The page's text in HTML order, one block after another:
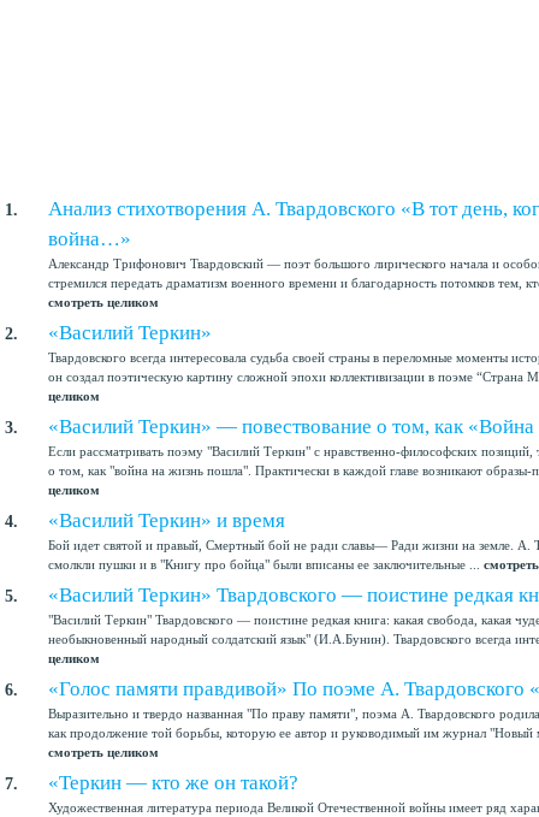
1.
Анализ стихотворения А. Твардовского «В тот день,
война…»
Александр Трифонович Твардовский — поэт большого лирического начала и
стремился передать драматизм военного времени и благодарность потомков тем,
смотреть целиком
2. «Василий Теркин»
Твардовского всегда интересовала судьба своей страны в переломные моменты
он создал поэтическую картину сложной эпохи коллективизации в поэме “Страна
целиком
3. «Василий Теркин» — повествование о том, как
Если рассматривать поэму "Василий Теркин" с нравственно-философских позиций,
о том, как "война на жизнь пошла". Практически в каждой главе возникают
целиком
4. «Василий Теркин» и время
Бой идет святой и правый, Смертный бой не ради славы— Ради жизни на земле. А.
смолкли пушки и в "Книгу про бойца" были вписаны ее заключительные ...
5. «Василий Теркин» Твардовского — поистине редкая
"Василий Теркин" Твардовского — поистине редкая книга: какая свобода, какая
необыкновенный народный солдатский язык" (И.А.Бунин). Твардовского всегда
целиком
6. «Голос памяти правдивой» По поэме А. Твардовского
Выразительно и твердо названная "По праву памяти", поэма А. Твардовского
как продолжение той борьбы, которую ее автор и руководимый им журнал "Новый
смотреть целиком
7. «Теркин — кто же он такой?
Художественная литература периода Великой Отечественной войны имеет ряд